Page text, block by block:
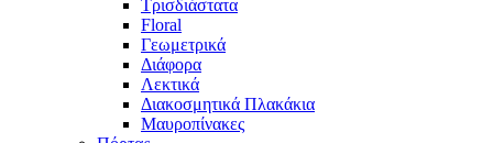
Τρισδιάστατα
Floral
Γεωμετρικά
Διάφορα
Λεκτικά
Διακοσμητικά Πλακάκια
Μαυροπίνακες